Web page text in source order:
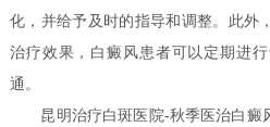
化，并给予及时的指导和调整。此外
治疗效果，白癜风患者可以定期进
通。
昆明治疗白斑医院-秋季医治白癜